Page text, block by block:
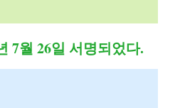
7월 26일 서명되었다.